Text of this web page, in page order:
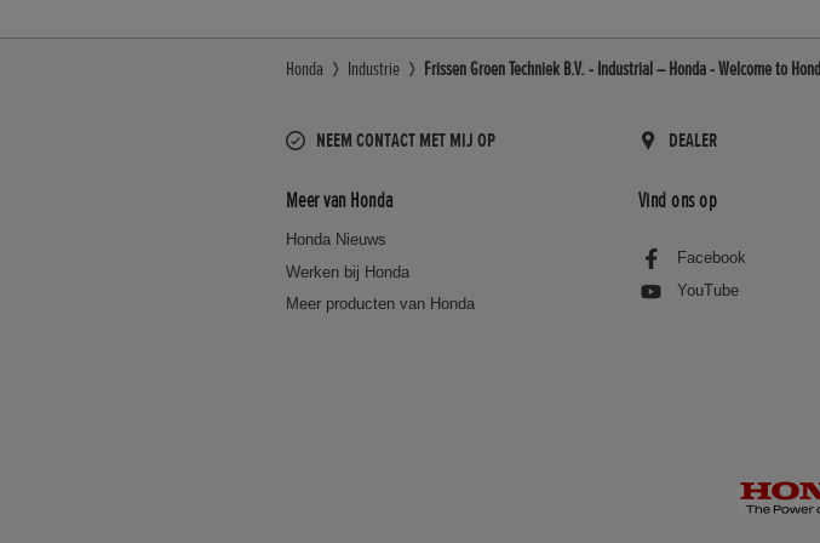
Honda Industrie Frissen Groen Techniek B.V. - Industrial – Honda - Welcome to
NEEM CONTACT MET MIJ OP DEALER
Meer van Honda
Honda Nieuws
Werken bij Honda
Meer producten van Honda
Vind ons op
Facebook
YouTube